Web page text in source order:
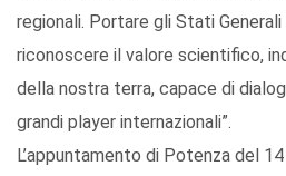
regionali. Portare gli Stati
riconoscere il valore scientifico,
della nostra terra, capace di
grandi player internazionali”.
L’appuntamento di Potenza del